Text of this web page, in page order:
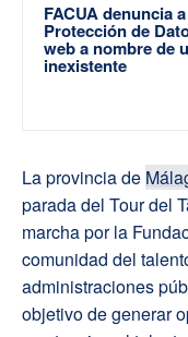
FACUA denuncia
Protección de
web a nombre de
inexistente
La provincia de
parada del Tour del
marcha por la
comunidad del
administraciones
objetivo de generar